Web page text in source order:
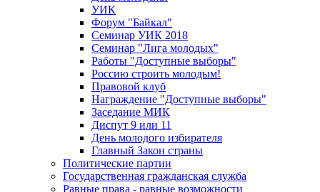
УИК
Форум "Байкал"
Семинар УИК 2018
Семинар "Лига молодых"
Работы "Доступные выборы"
Россию строить молодым!
Правовой клуб
Награждение "Доступные выборы"
Заседание МИК
Диспут 9 или 11
День молодого избирателя
Главный Закон страны
Политические партии
Государственная гражданская служба
Равные права - равные возможности